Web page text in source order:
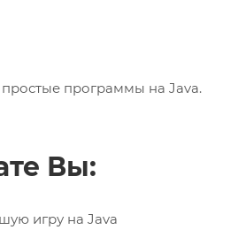
простые программы на Java.
Вы:
игру на Java